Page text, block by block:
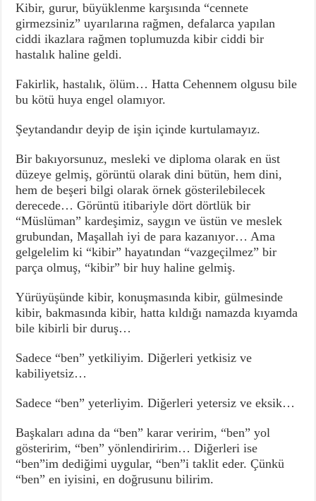
Kibir, gurur, büyüklenme karşısında “cennete
girmezsiniz” uyarılarına rağmen, defalarca yapılan
ciddi ikazlara rağmen toplumuzda kibir ciddi bir
hastalık haline geldi.
Fakirlik, hastalık, ölüm… Hatta Cehennem olgusu bile
bu kötü huya engel olamıyor.
Şeytandandır deyip de işin içinde kurtulamayız.
Bir bakıyorsunuz, mesleki ve diploma olarak en üst
düzeye gelmiş, görüntü olarak dini bütün, hem dini,
hem de beşeri bilgi olarak örnek gösterilebilecek
derecede… Görüntü itibariyle dört dörtlük bir
“Müslüman” kardeşimiz, saygın ve üstün ve meslek
grubundan, Maşallah iyi de para kazanıyor… Ama
gelgelelim ki “kibir” hayatından “vazgeçilmez” bir
parça olmuş, “kibir” bir huy haline gelmiş.
Yürüyüşünde kibir, konuşmasında kibir, gülmesinde
kibir, bakmasında kibir, hatta kıldığı namazda kıyamda
bile kibirli bir duruş…
Sadece “ben” yetkiliyim. Diğerleri yetkisiz ve
kabiliyetsiz…
Sadece “ben” yeterliyim. Diğerleri yetersiz ve eksik…
Başkaları adına da “ben” karar veririm, “ben” yol
gösteririm, “ben” yönlendiririm… Diğerleri ise
“ben”im dediğimi uygular, “ben”i taklit eder. Çünkü
“ben” en iyisini, en doğrusunu bilirim.